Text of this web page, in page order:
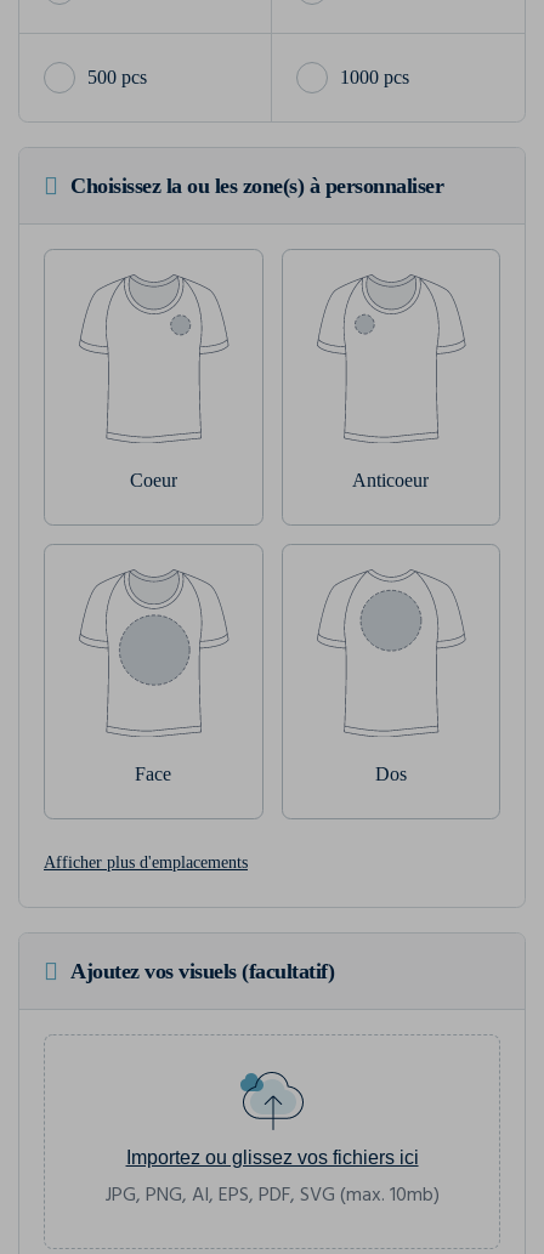
500 pcs 1000 pcs
Choisissez la ou les zone(s) à personnaliser
Coeur Anticoeur
Face Dos
Afficher plus d'emplacements
Ajoutez vos visuels (facultatif)
Importez ou glissez vos fichiers ici
JPG, PNG, AI, EPS, PDF, SVG (max. 10mb)